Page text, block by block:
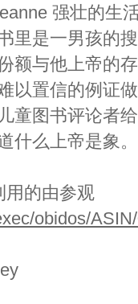
强壮的生
里是一男孩的
额与他上帝的
以置信的例证
童图书评论者
什么上帝是象
用的由参观
obidos/